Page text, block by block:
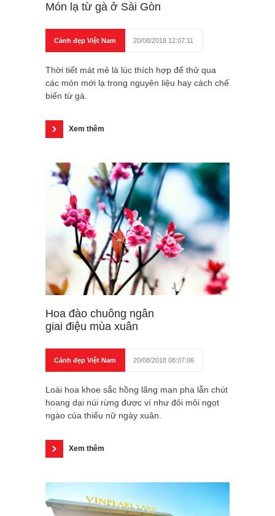
Món lạ từ gà ở Sài Gòn
Cảnh đẹp Việt Nam 20/08/2018 12:07:11
Thời tiết mát mẻ là lúc thích hợp để thử qua
các món mới lạ trong nguyên liệu hay cách chế
biến từ gà.
Xem thêm
Hoa đào chuông ngân
giai điệu mùa xuân
Cảnh đẹp Việt Nam 20/08/2018 08:07:06
Loài hoa khoe sắc hồng lãng mạn pha lẫn chút
hoang dại núi rừng được ví như đôi môi ngọt
ngào của thiếu nữ ngày xuân.
Xem thêm